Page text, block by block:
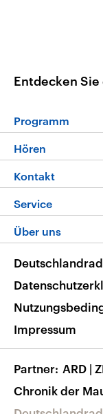
Entdecken
Programm
Programm
Die
Neue
Hören
Livestream
Podcasts
Kontakt
Service
FAQ
Musikliste
RSS
Über uns
Impressum
Partner ARD |
Chronik der